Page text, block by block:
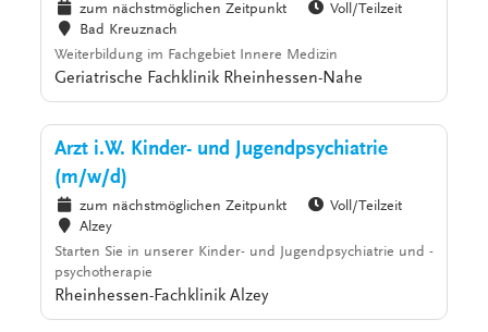
zum nächstmöglichen Zeitpunkt
Voll/Teilzeit
Bad Kreuznach
Weiterbildung im Fachgebiet Innere Medizin
Geriatrische Fachklinik Rheinhessen-Nahe
Arzt i.W. Kinder- und Jugendpsychiatrie
(m/w/d)
zum nächstmöglichen Zeitpunkt
Voll/Teilzeit
Alzey
Starten Sie in unserer Kinder- und Jugendpsychiatrie und -
psychotherapie
Rheinhessen-Fachklinik Alzey